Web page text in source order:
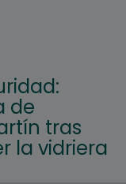
de
tras
la vidriera